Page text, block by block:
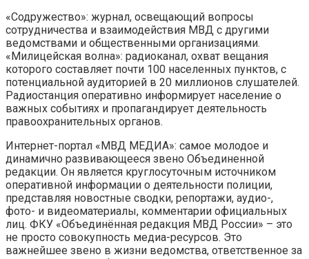
«Содружество»: журнал, освещающий вопросы
сотрудничества и взаимодействия МВД с другими
ведомствами и общественными организациями.
«Милицейская волна»: радиоканал, охват вещания
которого составляет почти 100 населенных пунктов, с
потенциальной аудиторией в 20 миллионов слушателей.
Радиостанция оперативно информирует население о
важных событиях и пропагандирует деятельность
правоохранительных органов.
Интернет-портал «МВД МЕДИА»: самое молодое и
динамично развивающееся звено Объединенной
редакции. Он является круглосуточным источником
оперативной информации о деятельности полиции,
представляя новостные сводки, репортажи, аудио-,
фото- и видеоматериалы, комментарии официальных
лиц. ФКУ «Объединённая редакция МВД России» – это
не просто совокупность медиа-ресурсов. Это
важнейшее звено в жизни ведомства, ответственное за